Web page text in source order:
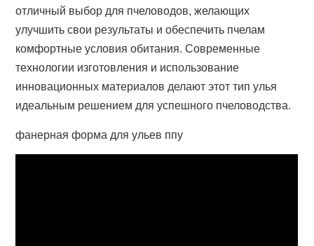
отличный выбор для пчеловодов, желающих
улучшить свои результаты и обеспечить пчелам
комфортные условия обитания. Современные
технологии изготовления и использование
инновационных материалов делают этот тип улья
идеальным решением для успешного пчеловодства.
фанерная форма для ульев ппу